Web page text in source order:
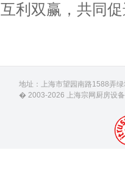
互利双赢，共同
地址：上海市望园南路1588弄
� 2003-2026 上海宗网厨房设